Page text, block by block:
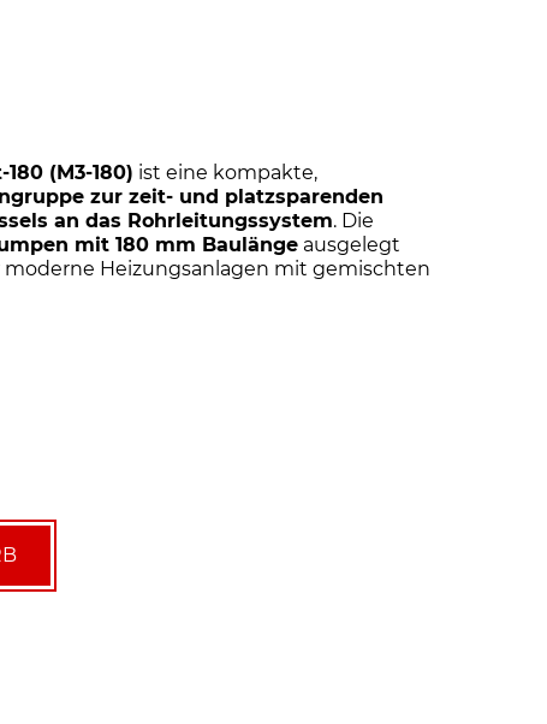
(M3-180) ist eine kompakte,
zur zeit- und platzsparenden
an das Rohrleitungssystem. Die
mit 180 mm Baulänge ausgelegt
Heizungsanlagen mit gemischten